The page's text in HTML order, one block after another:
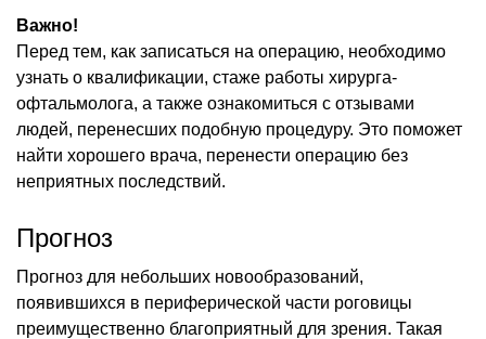
Важно!
Перед тем, как записаться на операцию, необходимо
узнать о квалификации, стаже работы хирурга-
офтальмолога, а также ознакомиться с отзывами
людей, перенесших подобную процедуру. Это поможет
найти хорошего врача, перенести операцию без
неприятных последствий.
Прогноз
Прогноз для небольших новообразований,
появившихся в периферической части роговицы
преимущественно благоприятный для зрения. Такая